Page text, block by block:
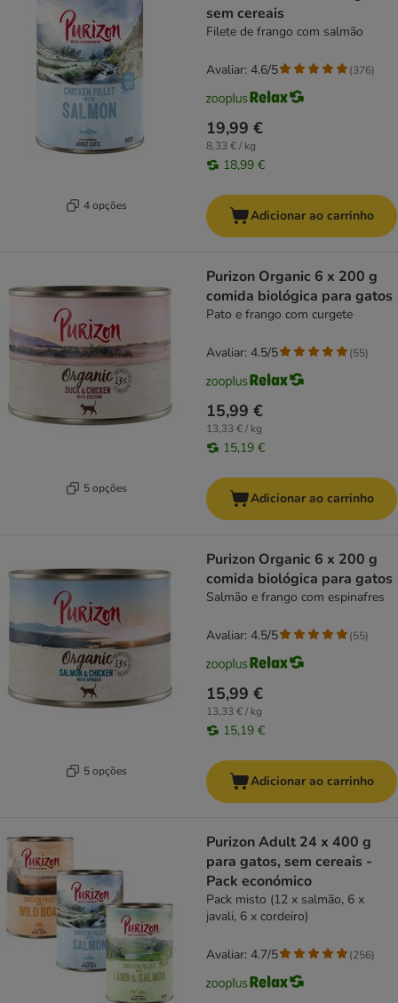
4 opções
sem cereais
Filete de frango com salmão
19,99 €
8,33 € / kg
18,99 €
Avaliar: 4.6/5 (376)
Adicionar ao carrinho
5 opções
Purizon Organic 6 x 200 g
comida biológica para gatos
Pato e frango com curgete
15,99 €
13,33 € / kg
15,19 €
Avaliar: 4.5/5 (55)
Adicionar ao carrinho
5 opções
Purizon Organic 6 x 200 g
comida biológica para gatos
Salmão e frango com espinafres
15,99 €
13,33 € / kg
15,19 €
Avaliar: 4.5/5 (55)
Adicionar ao carrinho
Purizon Adult 24 x 400 g
para gatos, sem cereais -
Pack económico
Pack misto (12 x salmão, 6 x
javali, 6 x cordeiro)
Avaliar: 4.7/5 (256)